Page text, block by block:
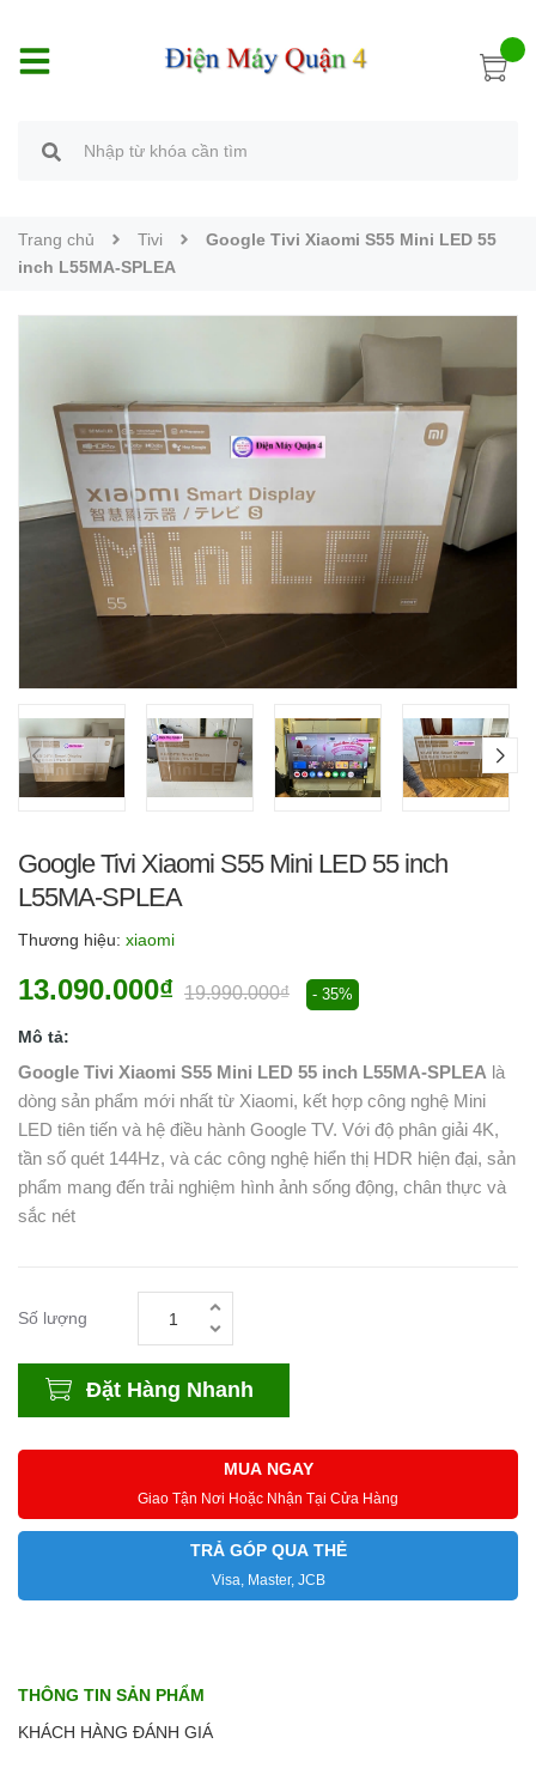
Trang chủ Tivi
Google Tivi Xiaomi S55 Mini LED 55
inch L55MA-SPLEA
Google Tivi Xiaomi S55 Mini LED 55 inch
L55MA-SPLEA
Thương hiệu: xiaomi
13.090.000₫ 19.990.000₫ - 35%
Mô tả:
Google Tivi Xiaomi S55 Mini LED 55 inch L55MA-SPLEA là
dòng sản phẩm mới nhất từ Xiaomi, kết hợp công nghệ Mini
LED tiên tiến và hệ điều hành Google TV. Với độ phân giải 4K,
tần số quét 144Hz, và các công nghệ hiển thị HDR hiện đại, sản
phẩm mang đến trải nghiệm hình ảnh sống động, chân thực và
sắc nét
Số lượng
Đặt Hàng Nhanh
MUA NGAY
Giao Tận Nơi Hoặc Nhận Tại Cửa Hàng
TRẢ GÓP QUA THẺ
Visa, Master, JCB
THÔNG TIN SẢN PHẨM
KHÁCH HÀNG ĐÁNH GIÁ